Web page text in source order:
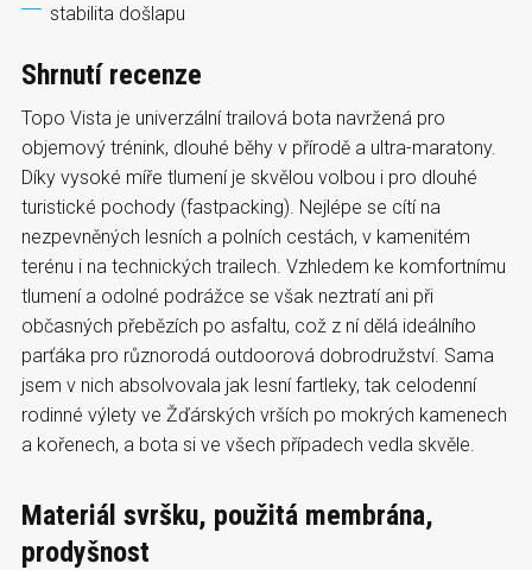
stabilita došlapu
Shrnutí recenze
Topo Vista je univerzální trailová bota navržená pro
objemový trénink, dlouhé běhy v přírodě a ultra-maratony.
Díky vysoké míře tlumení je skvělou volbou i pro dlouhé
turistické pochody (fastpacking). Nejlépe se cítí na
nezpevněných lesních a polních cestách, v kamenitém
terénu i na technických trailech. Vzhledem ke komfortnímu
tlumení a odolné podrážce se však neztratí ani při
občasných přebězích po asfaltu, což z ní dělá ideálního
parťáka pro různorodá outdoorová dobrodružství. Sama
jsem v nich absolvovala jak lesní fartleky, tak celodenní
rodinné výlety ve Žďárských vrších po mokrých kamenech
a kořenech, a bota si ve všech případech vedla skvěle.
Materiál svršku, použitá membrána,
prodyšnost